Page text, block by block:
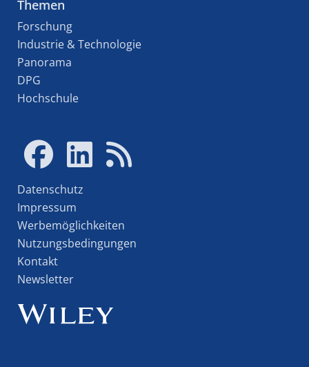
Themen
Forschung
Industrie & Technologie
Panorama
DPG
Hochschule
Datenschutz
Impressum
Werbemöglichkeiten
Nutzungsbedingungen
Kontakt
Newsletter